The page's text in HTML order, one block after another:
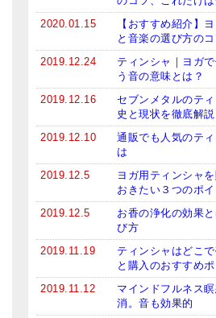
2020.01.15
【おすすめ紹介】
と音楽の選び方の
2019.12.24
ティンシャ｜ヨガ
う音の意味とは？
2019.12.16
セブンメタルのテ
史と現状を徹底解説
2019.12.10
通販でも人気のテ
は
2019.12.5
ヨガ用ティンシャ
おきたい３つのポイ
2019.12.5
お香の浄化の効果
び方
2019.11.19
ティンシャはどこ
と購入のおすすめ
2019.11.12
マインドフルネス
消。音も効果的